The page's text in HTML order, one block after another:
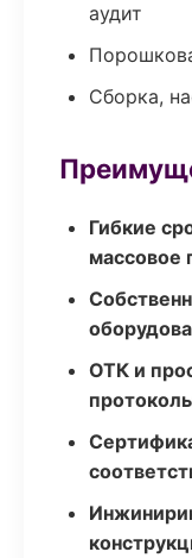
аудит
Сборка,
Гибкие
массовое
ОТК и